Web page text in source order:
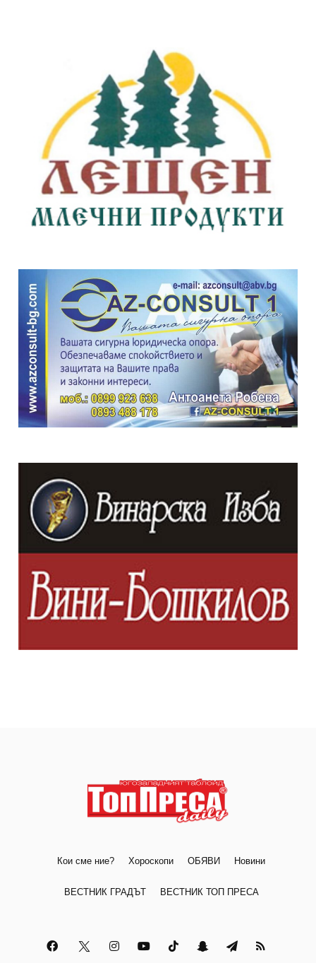
Кои сме ние? Хороскопи ОБЯВИ Новини
ВЕСТНИК ГРАДЪТ ВЕСТНИК ТОП ПРЕСА